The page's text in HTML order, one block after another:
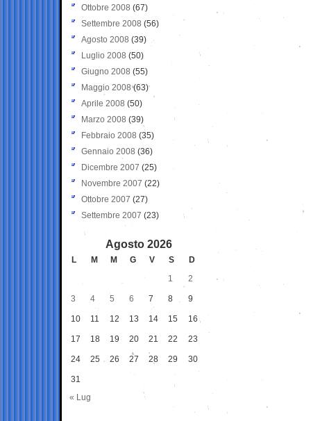
Ottobre 2008 (67)
Settembre 2008 (56)
Agosto 2008 (39)
Luglio 2008 (50)
Giugno 2008 (55)
Maggio 2008(63)
Aprile 2008 (50)
Marzo 2008 (39)
Febbraio 2008 (35)
Gennaio 2008 (36)
Dicembre 2007 (25)
Novembre 2007 (22)
Ottobre 2007 (27)
Settembre 2007 (23)
Agosto 2026
L M M G V S
D
1
2
3 4 5 6 7 8 9
10 11 12 13 14 15 16
17 18 19 20 21 22 23
24 25 26 27 28 29 30
31
« Lug